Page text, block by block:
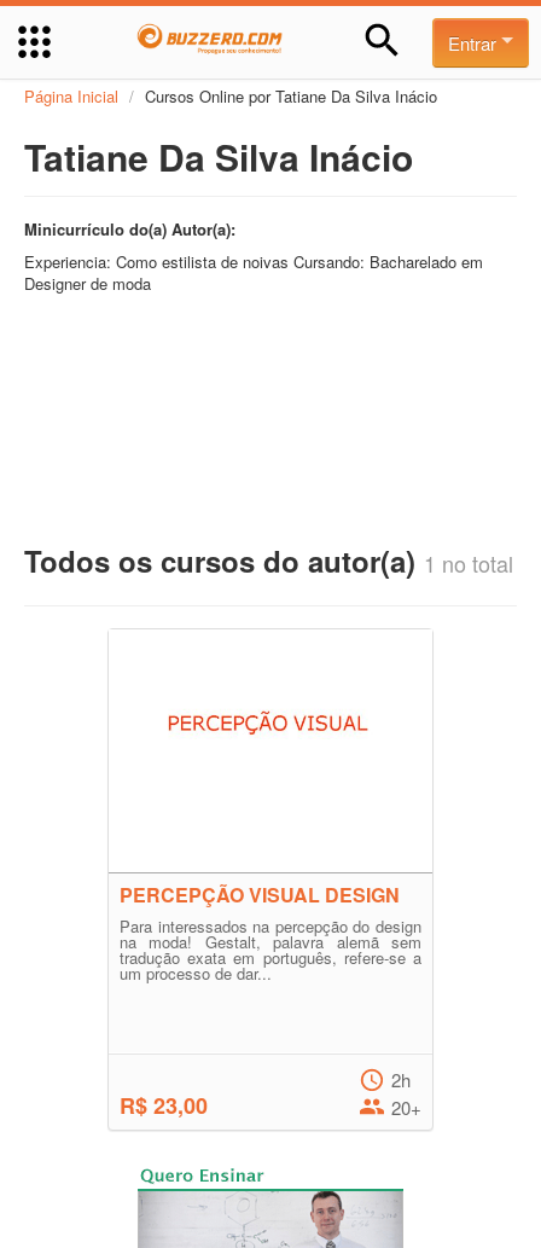
Entrar
Página Inicial / Cursos Online por Tatiane Da Silva Inácio
Tatiane Da Silva Inácio
Minicurrículo do(a) Autor(a):
Experiencia: Como estilista de noivas Cursando: Bacharelado em
Designer de moda
Todos os cursos do autor(a) 1 no total
PERCEPÇÃO VISUAL DESIGN
Para interessados na percepção do design
na moda! Gestalt, palavra alemã sem
tradução exata em português, refere-se a
um processo de dar...
R$ 23,00
2h
20+